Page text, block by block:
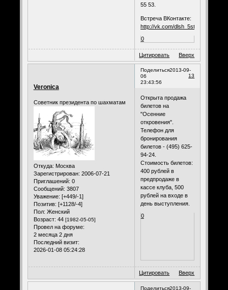
55 53.
Встреча ВКонтакте:
http://vk.com/dlsh_5stars
0
Цитировать Вверх
Поделиться
13
2013-09-
06
23:43:56
Veronica
Советник президента по шахматам
Откуда: Москва
Зарегистрирован: 2006-07-21
Приглашений: 0
Сообщений: 3807
Уважение: [+449/-1]
Позитив: [+1128/-4]
Пол: Женский
Возраст: 44 [1982-05-05]
Провел на форуме:
2 месяца 2 дня
Последний визит:
2026-01-08 05:24:28
Открыта продажа
билетов на
"Осенние
откровения".
Телефон для
бронирования
билетов - (495) 625-
94-24.
Стоимость билетов:
400 рублей в
предпродаже в
кассе клуба, 500
рублей на входе в
день выступления.
0
Цитировать Вверх
Поделиться2013-09-